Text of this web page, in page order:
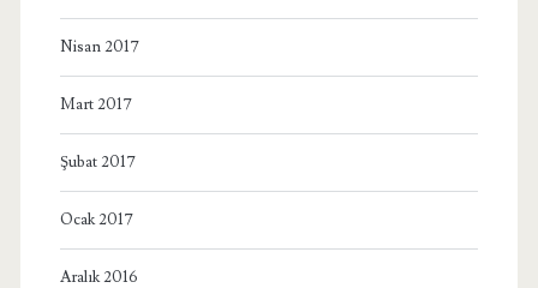
Nisan 2017
Mart 2017
Şubat 2017
Ocak 2017
Aralık 2016